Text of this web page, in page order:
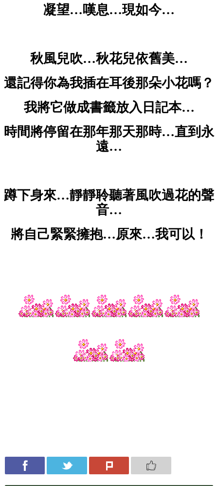
凝望…嘆息…現如今…
秋風兒吹…秋花兒依舊美…
還記得你為我插在耳後那朵小花嗎？
我將它做成書籤放入日記本…
時間將停留在那年那天那時…直到永
遠…
蹲下身來…靜靜聆聽著風吹過花的聲
音…
將自己緊緊擁抱…原來…我可以！